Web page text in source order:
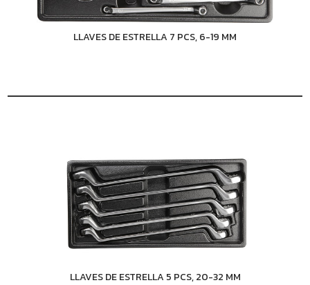
LLAVES DE ESTRELLA 7 PCS, 6-19 MM
LLAVES DE ESTRELLA 5 PCS, 20-32 MM